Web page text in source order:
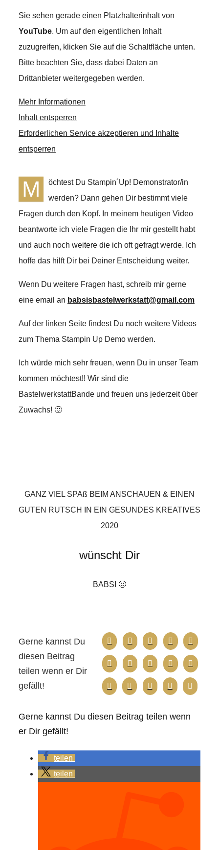
Sie sehen gerade einen Platzhalterinhalt von
YouTube. Um auf den eigentlichen Inhalt
zuzugreifen, klicken Sie auf die Schaltfläche unten.
Bitte beachten Sie, dass dabei Daten an
Drittanbieter weitergegeben werden.
Mehr Informationen
Inhalt entsperren
Erforderlichen Service akzeptieren und Inhalte
entsperren
M
öchtest Du Stampin´Up! Demonstrator/in
werden? Dann gehen Dir bestimmt viele
Fragen durch den Kopf. In meinem heutigen Video
beantworte ich viele Fragen die Ihr mir gestellt habt
und auch noch weitere die ich oft gefragt werde. Ich
hoffe das hilft Dir bei Deiner Entscheidung weiter.
Wenn Du weitere Fragen hast, schreib mir gerne
eine email an babsisbastelwerkstatt@gmail.com
Auf der linken Seite findest Du noch weitere Videos
zum Thema Stampin Up Demo werden.
Ich würde mich sehr freuen, wenn Du in unser Team
kommen möchtest!! Wir sind die
BastelwerkstattBande und freuen uns jederzeit über
Zuwachs! 🙂
GANZ VIEL SPAß BEIM ANSCHAUEN & EINEN
GUTEN RUTSCH IN EIN GESUNDES KREATIVES
2020
wünscht Dir
BABSI 🙂
Gerne kannst Du
diesen Beitrag
teilen wenn er Dir
gefällt!
Gerne kannst Du diesen Beitrag teilen wenn
er Dir gefällt!
teilen
teilen